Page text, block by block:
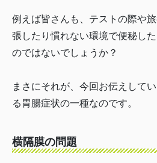
例えば皆さんも、テストの際や
張したり慣れない環境で便秘し
のではないでしょうか？
まさにそれが、今回お伝えして
る胃腸症状の一種なのです。
横隔膜の問題